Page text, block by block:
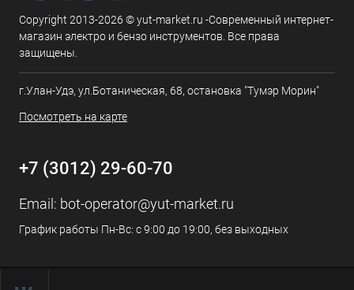
Copyright 2013-2026 © yut-market.ru -Современный интернет-
магазин электро и бензо инструментов. Все права
защищены.
г.Улан-Удэ, ул.Ботаническая, 68, остановка "Тумэр Морин"
Посмотреть на карте
+7 (3012) 29-60-70
Email: bot-operator@yut-market.ru
График работы Пн-Вс: с 9:00 до 19:00, без выходных